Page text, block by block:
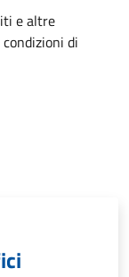
e altre
di